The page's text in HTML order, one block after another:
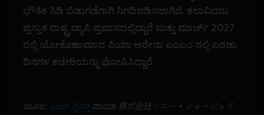
ಭೌತಿಕ ಸಿಡಿ ಬಿಡುಗಡೆಗಾಗಿ ನಿಗದಿಪಡಿಸಲಾಗಿದೆ. ಕಲಾವಿದರು
ಪ್ರಸ್ತುತ ರಾಷ್ಟ್ರವ್ಯಾಪಿ ಪ್ರವಾಸದಲ್ಲಿದ್ದಾರೆ ಮತ್ತು ಮಾರ್ಚ್ 2027
ರಲ್ಲಿ ಯೋಕೊಹಾಮಾದ ಪಿಯಾ ಅರೇನಾ ಎಂಎಂ ನಲ್ಲಿ ಎರಡು
ದಿನಗಳ ಕಚೇರಿಯನ್ನು ಘೋಷಿಸಿದ್ದಾರೆ.
ಮೂಲ: ಪಿಆರ್ ಟೈಮ್ಸ್ವಾಯಾ 株式会社ソニー・ミュージック